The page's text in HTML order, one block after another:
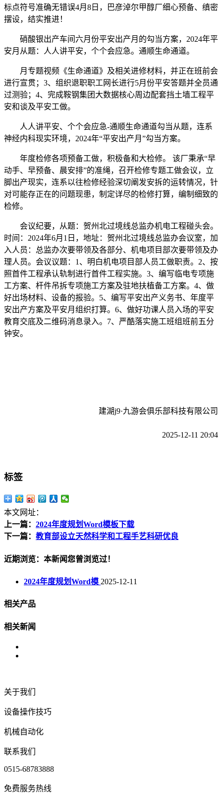
标点符号准确无错误4月8日，巴彦淖尔甲醇厂细心预备、缜密
摆设，结实推进！
硝酸银出产车间六月份平安出产月的勾当方案，2024年平
安月从题：人人讲平安，个个会应急。通顺生命通道。
月专题视频《生命通道》及相关进修材料，并正在班前会
进行宣贯；3、组织退职职工网长进行5月份平安答题并全员通
过测验；4、完成鞍钢集团大数据核心周边配套挡土墙工程平
安和谈及平安工做。
人人讲平安、个个会应急-通顺生命通道勾当从题，连系
神经内科现实环境，2024年“平安出产月”勾当方案。
年度检修各项预备工做，积极备和大检修。 该厂秉承“早
动手、早预备、晨安排”的准绳，召开检修专题工做会议，立
脚出产现实，连系以往检修经验深切阐发安拆的运转情况，针
对可能存正在的问题现患，制定详尽的检修打算，编制细致的
检修。
会议纪要，从题：贺州北过境线总监办机电工程碰头会。
时间：2024年6月1日，地址：贺州北过境线总监办会议室，加
入人员：总监办次要带领及各部分、机电项目部次要带领及办
理人员。会议议题：1、明白机电项目部人员工做职责。2、按
照首件工程承认轨制进行首件工程实施。3、编写临电专项施
工方案、杆件吊拆专项施工方案及驻地扶植备工方案。4、做
好出场材料、设备的报验。5、编写平安出产义务书、年度平
安出产方案及平安月组织打算。6、做好功课人员入场的平安
教育交底及二维码消息录入。7、严酷落实施工班组班前五分
钟安。
建湖j9·九游会俱乐部科技有限公司
2025-12-11 20:04
标签
本文网址：
上一篇： 2024年度规划Word模板下载
下一篇： 教育部设立天然科学和工程手艺科研优良
近期浏览：本新闻您曾浏览过！
2024年度规划Word模 2025-12-11
相关产品
相关新闻
关于我们
设备操作技巧
机械自动化
联系我们
0515-68783888
免费服务热线